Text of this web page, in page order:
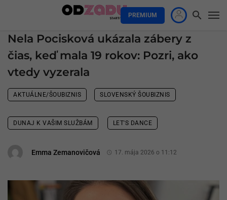
PREMIUM
Nela Pocisková ukázala zábery z
čias, keď mala 19 rokov: Pozri, ako
vtedy vyzerala
AKTUÁLNE/ŠOUBIZNIS SLOVENSKÝ ŠOUBIZNIS
DUNAJ K VAŠIM SLUŽBÁM LET'S DANCE
Emma Zemanovičová 17. mája 2026 o 11:12